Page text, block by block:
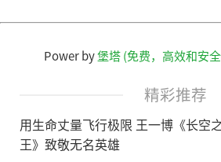
Power by堡塔 (免费，高效和安
精彩推荐
用生命丈量飞行极限 王一博《长空
王》致敬无名英雄